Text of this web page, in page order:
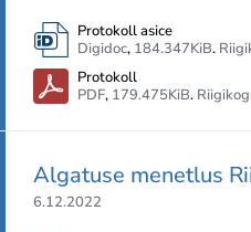
Protokoll asice
Digidoc, 184.347KiB.
Protokoll
PDF, 179.475KiB.
Algatuse menetlus
6.12.2022